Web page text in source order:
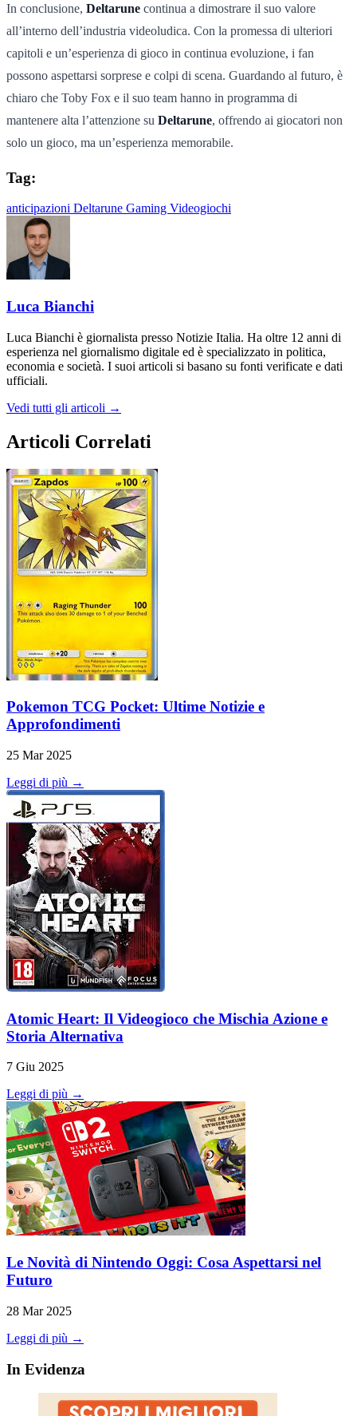
In conclusione, Deltarune continua a dimostrare il suo valore
all’interno dell’industria videoludica. Con la promessa di ulteriori
capitoli e un’esperienza di gioco in continua evoluzione, i fan
possono aspettarsi sorprese e colpi di scena. Guardando al futuro, è
chiaro che Toby Fox e il suo team hanno in programma di
mantenere alta l’attenzione su Deltarune, offrendo ai giocatori non
solo un gioco, ma un’esperienza memorabile.
Tag:
anticipazioni Deltarune Gaming Videogiochi
Luca Bianchi
Luca Bianchi è giornalista presso Notizie Italia. Ha oltre 12 anni di
esperienza nel giornalismo digitale ed è specializzato in politica,
economia e società. I suoi articoli si basano su fonti verificate e dati
ufficiali.
Vedi tutti gli articoli →
Articoli Correlati
Pokemon TCG Pocket: Ultime Notizie e
Approfondimenti
25 Mar 2025
Leggi di più →
Atomic Heart: Il Videogioco che Mischia Azione e
Storia Alternativa
7 Giu 2025
Leggi di più →
Le Novità di Nintendo Oggi: Cosa Aspettarsi nel
Futuro
28 Mar 2025
Leggi di più →
In Evidenza